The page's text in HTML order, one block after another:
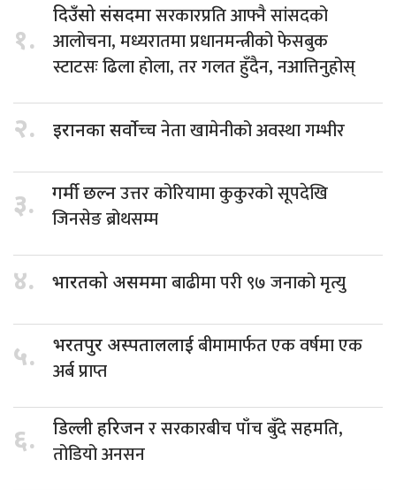
१.
दिउँसो संसदमासरकारप्रति आफ्नै सांसदको
आलोचना, मध्यरातमा प्रधानमन्त्रीको फेसबुक
स्टाटसः ढिला होला, तर गलत हुँदैन, नआत्तिनुहोस्
२. इरानका सर्वोच्चनेता खामेनीको अवस्था गम्भीर
३. गर्मी छल्नउत्तर कोरियामा कुकुरको सूपदेखि
जिनसेङ ब्रोथसम्म
४. भारतको असममाबाढीमा परी ९७ जनाको मृत्यु
५. भरतपुर अस्पताललाईबीमामार्फत एक वर्षमा एक
अर्ब प्राप्त
६. डिल्ली हरिजनर सरकारबीच पाँच बुँदे सहमति,
तोडियो अनसन